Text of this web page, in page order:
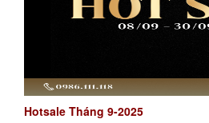
Hotsale Tháng 9-2025